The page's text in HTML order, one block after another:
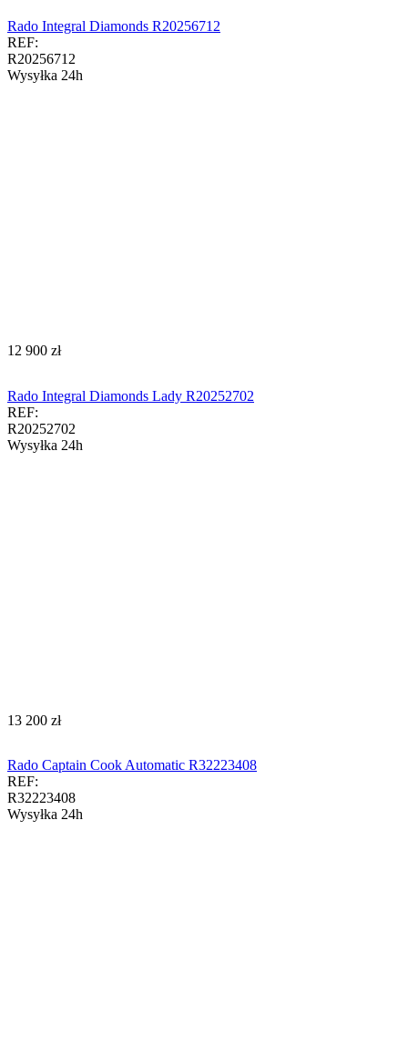
Rado Integral Diamonds R20256712
REF:
R20256712
Wysyłka 24h
‍12 900‍ zł
Rado Integral Diamonds Lady R20252702
REF:
R20252702
Wysyłka 24h
‍13 200‍ zł
Rado Captain Cook Automatic R32223408
REF:
R32223408
Wysyłka 24h